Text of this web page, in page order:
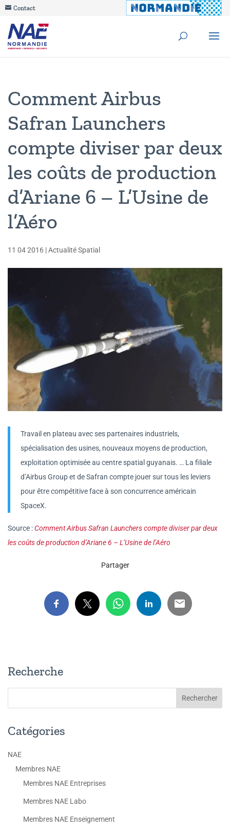
Contact
Comment Airbus
Safran Launchers
compte diviser par deux
les coûts de production
d’Ariane 6 – L’Usine de
l’Aéro
11 04 2016 |Actualité Spatial
Travail en plateau avec ses partenaires industriels,
spécialisation des usines, nouveaux moyens de production,
exploitation optimisée au centre spatial guyanais. … La filiale
d’Airbus Group et de Safran compte jouer sur tous les leviers
pour être compétitive face à son concurrence américain
SpaceX.
Source :Comment Airbus Safran Launchers compte diviser par deux
les coûts de production d’Ariane 6 – L’Usine de l’Aéro
Partager
Recherche
Catégories
NAE
Membres NAE
Membres NAE Entreprises
Membres NAE Labo
Membres NAE Enseignement